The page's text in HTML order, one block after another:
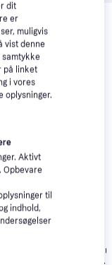
dine
Charlotte
dit
er
muligvis
vist denne
på linket
i vores
oplysninger.
Aktivt
til
indhold,